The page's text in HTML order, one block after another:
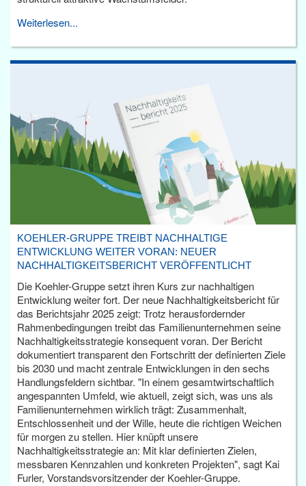
Weiterlesen...
KOEHLER-GRUPPE TREIBT NACHHALTIGE
ENTWICKLUNG WEITER VORAN: NEUER
NACHHALTIGKEITSBERICHT VERÖFFENTLICHT
Die Koehler-Gruppe setzt ihren Kurs zur nachhaltigen
Entwicklung weiter fort. Der neue Nachhaltigkeitsbericht für
das Berichtsjahr 2025 zeigt: Trotz herausfordernder
Rahmenbedingungen treibt das Familienunternehmen seine
Nachhaltigkeitsstrategie konsequent voran. Der Bericht
dokumentiert transparent den Fortschritt der definierten Ziele
bis 2030 und macht zentrale Entwicklungen in den sechs
Handlungsfeldern sichtbar. "In einem gesamtwirtschaftlich
angespannten Umfeld, wie aktuell, zeigt sich, was uns als
Familienunternehmen wirklich trägt: Zusammenhalt,
Entschlossenheit und der Wille, heute die richtigen Weichen
für morgen zu stellen. Hier knüpft unsere
Nachhaltigkeitsstrategie an: Mit klar definierten Zielen,
messbaren Kennzahlen und konkreten Projekten", sagt Kai
Furler, Vorstandsvorsitzender der Koehler-Gruppe.